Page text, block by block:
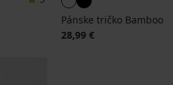
Pánske tričko Bamboo
28,99 €